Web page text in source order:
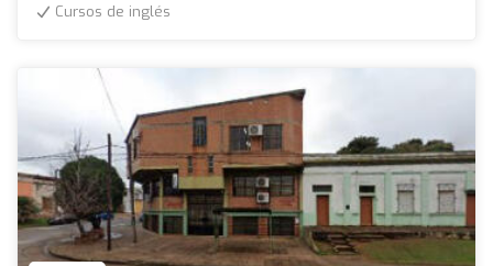
Cursos de inglés